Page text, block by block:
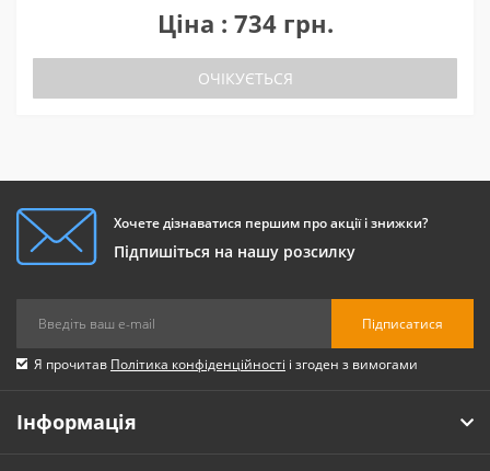
Ціна : 734 грн.
ОЧІКУЄТЬСЯ
Хочете дізнаватися першим про акції і знижки?
Підпишіться на нашу розсилку
Підписатися
Я прочитав Політика конфіденційності і згоден з вимогами
Інформація